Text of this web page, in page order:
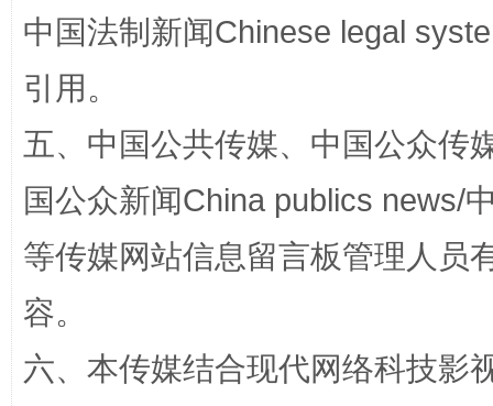
“蜀中异人”王建安的艺术幻境
中国法制新闻Chinese legal
引用。
五、中国公共传媒、中国公众传
国公众新闻China publics news/
等传媒网站信息留言板管理人员
容。
六、本传媒结合现代网络科技影